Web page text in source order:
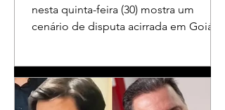
nesta quinta-feira (30) mostra um
cenário de disputa acirrada em Goiás
aparece com 33% das intenções de
voto no primeiro turno, seguido pelo